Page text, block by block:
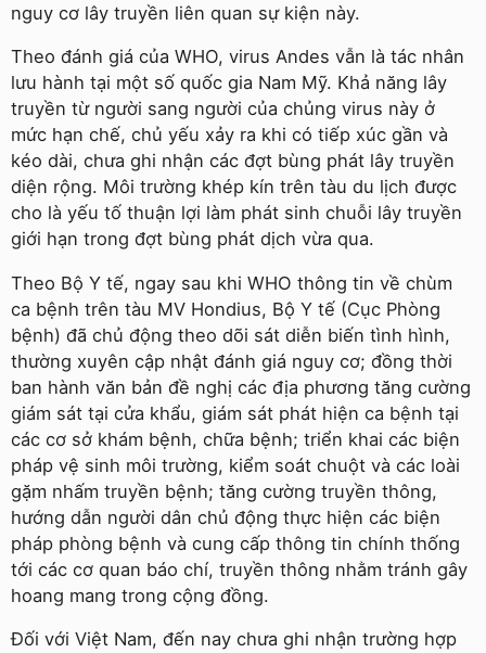
nguy cơ lây truyền liên quan sự kiện này.
Theo đánh giá của WHO, virus Andes vẫn là tác nhân
lưu hành tại một số quốc gia Nam Mỹ. Khả năng lây
truyền từ người sang người của chủng virus này ở
mức hạn chế, chủ yếu xảy ra khi có tiếp xúc gần và
kéo dài, chưa ghi nhận các đợt bùng phát lây truyền
diện rộng. Môi trường khép kín trên tàu du lịch được
cho là yếu tố thuận lợi làm phát sinh chuỗi lây truyền
giới hạn trong đợt bùng phát dịch vừa qua.
Theo Bộ Y tế, ngay sau khi WHO thông tin về chùm
ca bệnh trên tàu MV Hondius, Bộ Y tế (Cục Phòng
bệnh) đã chủ động theo dõi sát diễn biến tình hình,
thường xuyên cập nhật đánh giá nguy cơ; đồng thời
ban hành văn bản đề nghị các địa phương tăng cường
giám sát tại cửa khẩu, giám sát phát hiện ca bệnh tại
các cơ sở khám bệnh, chữa bệnh; triển khai các biện
pháp vệ sinh môi trường, kiểm soát chuột và các loài
gặm nhấm truyền bệnh; tăng cường truyền thông,
hướng dẫn người dân chủ động thực hiện các biện
pháp phòng bệnh và cung cấp thông tin chính thống
tới các cơ quan báo chí, truyền thông nhằm tránh gây
hoang mang trong cộng đồng.
Đối với Việt Nam, đến nay chưa ghi nhận trường hợp